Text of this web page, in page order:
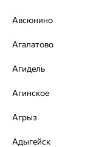
Авсюнино
Агалатово
Агидель
Агинское
Агрыз
Адыгейск